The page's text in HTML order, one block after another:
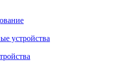
устройства